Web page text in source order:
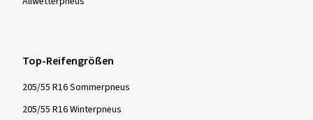
Top-Reifengrößen
205/55 R16 Sommerpneus
205/55 R16 Winterpneus